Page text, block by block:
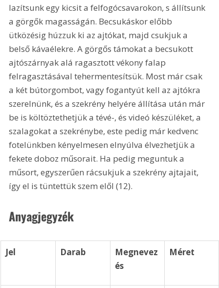
lazítsunk egy kicsit a felfogócsavarokon, s állítsunk
a görgők magasságán. Becsukáskor előbb
ütközésig húzzuk ki az ajtókat, majd csukjuk a
belső kávaélekre. A görgős támokat a becsukott
ajtószárnyak alá ragasztott vékony falap
felragasztásával tehermentesítsük. Most már csak
a két bútorgombot, vagy fogantyút kell az ajtókra
szerelnünk, és a szekrény helyére állítása után már
be is költöztethetjük a tévé-, és videó készüléket, a
szalagokat a szekrénybe, este pedig már kedvenc
fotelünkben kényelmesen elnyúlva élvezhetjük a
fekete doboz műsorait. Ha pedig meguntuk a
műsort, egyszerűen rácsukjuk a szekrény ajtajait,
így el is tüntettük szem elől (12).
Anyagjegyzék
Jel Darab
Megnevez
és
Méret